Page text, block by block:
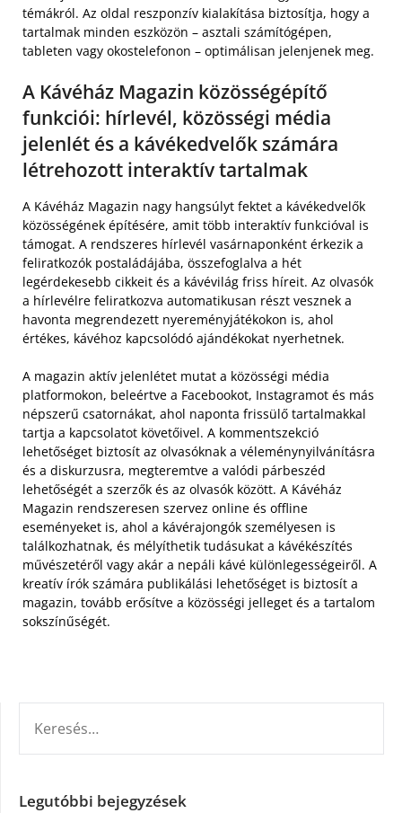
témákról. Az oldal reszponzív kialakítása biztosítja, hogy a
tartalmak minden eszközön – asztali számítógépen,
tableten vagy okostelefonon – optimálisan jelenjenek meg.
A Kávéház Magazin közösségépítő
funkciói: hírlevél, közösségi média
jelenlét és a kávékedvelők számára
létrehozott interaktív tartalmak
A Kávéház Magazin nagy hangsúlyt fektet a kávékedvelők
közösségének építésére, amit több interaktív funkcióval is
támogat. A rendszeres hírlevél vasárnaponként érkezik a
feliratkozók postaládájába, összefoglalva a hét
legérdekesebb cikkeit és a kávévilág friss híreit. Az olvasók
a hírlevélre feliratkozva automatikusan részt vesznek a
havonta megrendezett nyereményjátékokon is, ahol
értékes, kávéhoz kapcsolódó ajándékokat nyerhetnek.
A magazin aktív jelenlétet mutat a közösségi média
platformokon, beleértve a Facebookot, Instagramot és más
népszerű csatornákat, ahol naponta frissülő tartalmakkal
tartja a kapcsolatot követőivel. A kommentszekció
lehetőséget biztosít az olvasóknak a véleménynyilvánításra
és a diskurzusra, megteremtve a valódi párbeszéd
lehetőségét a szerzők és az olvasók között. A Kávéház
Magazin rendszeresen szervez online és offline
eseményeket is, ahol a kávérajongók személyesen is
találkozhatnak, és mélyíthetik tudásukat a kávékészítés
művészetéről vagy akár a nepáli kávé különlegességeiről. A
kreatív írók számára publikálási lehetőséget is biztosít a
magazin, tovább erősítve a közösségi jelleget és a tartalom
sokszínűségét.
Legutóbbi bejegyzések